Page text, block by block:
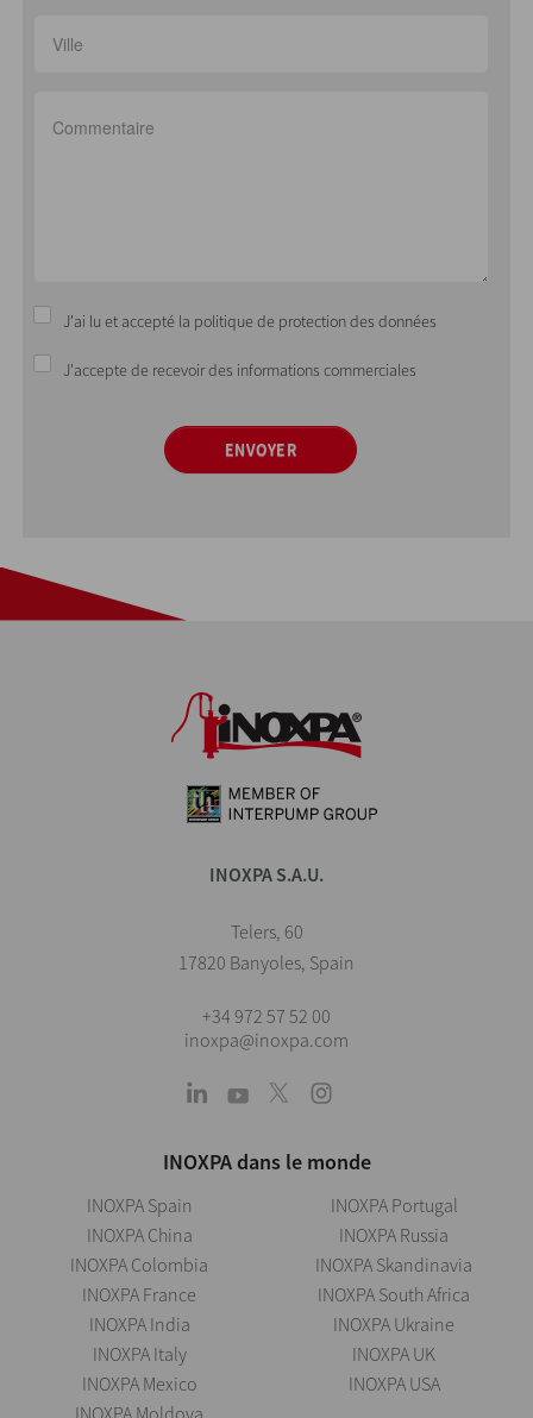
J'ai lu et accepté la politique de protection des données
J'accepte de recevoir des informations commerciales
ENVOYER
INOXPA S.A.U.
Telers, 60
17820 Banyoles, Spain
+34 972 57 52 00
inoxpa@inoxpa.com
INOXPA dans le monde
INOXPA Spain
INOXPA China
INOXPA Colombia
INOXPA France
INOXPA India
INOXPA Italy
INOXPA Mexico
INOXPA Moldova
INOXPA Portugal
INOXPA Russia
INOXPA Skandinavia
INOXPA South Africa
INOXPA Ukraine
INOXPA UK
INOXPA USA